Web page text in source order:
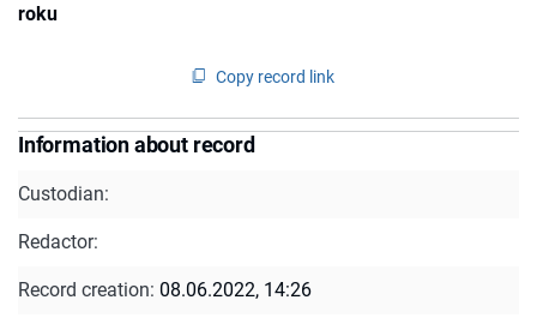
roku
Copy record link
Information about record
Custodian:
Redactor:
Record creation: 08.06.2022, 14:26